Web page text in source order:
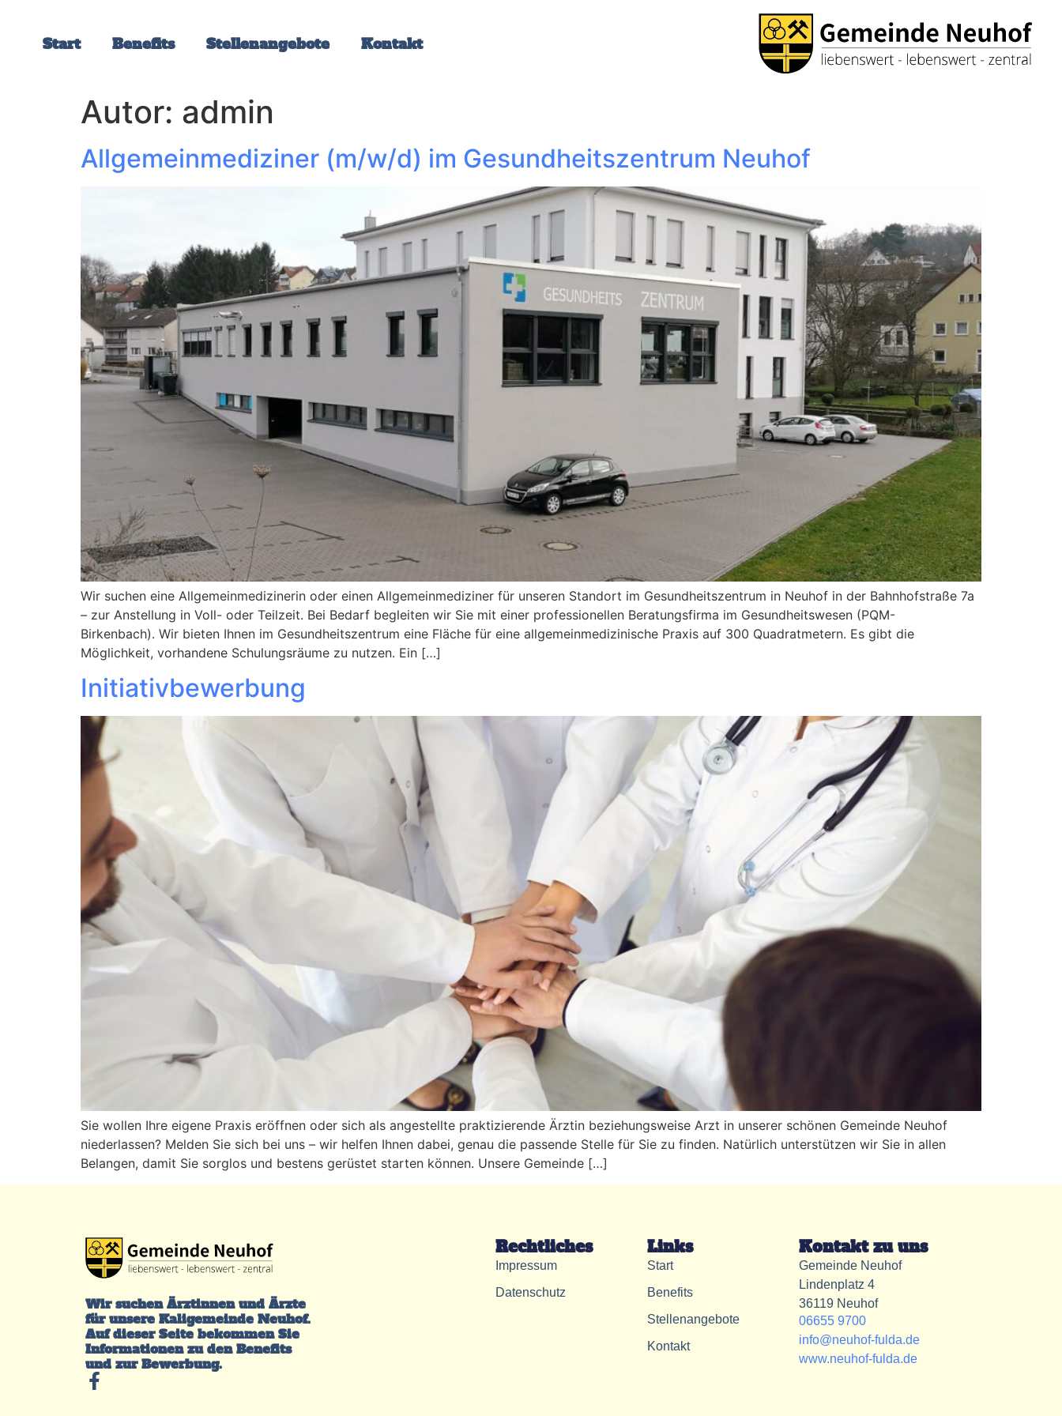
Start Benefits Stellenangebote Kontakt
Autor: admin
Allgemeinmediziner (m/w/d) im Gesundheitszentrum Neuhof​
Wir suchen eine Allgemeinmedizinerin oder einen Allgemeinmediziner für unseren Standort im Gesundheitszentrum in Neuhof in der Bahnhofstraße 7a
– zur Anstellung in Voll- oder Teilzeit. Bei Bedarf begleiten wir Sie mit einer professionellen Beratungsfirma im Gesundheitswesen (PQM-
Birkenbach). Wir bieten Ihnen im Gesundheitszentrum eine Fläche für eine allgemeinmedizinische Praxis auf 300 Quadratmetern. Es gibt die
Möglichkeit, vorhandene Schulungsräume zu nutzen. Ein […]
Initiativbewerbung
Sie wollen Ihre eigene Praxis eröffnen oder sich als angestellte praktizierende Ärztin beziehungsweise Arzt in unserer schönen Gemeinde Neuhof
niederlassen? Melden Sie sich bei uns – wir helfen Ihnen dabei, genau die passende Stelle für Sie zu finden. Natürlich unterstützen wir Sie in allen
Belangen, damit Sie sorglos und bestens gerüstet starten können. Unsere Gemeinde […]
Wir suchen Ärztinnen und Ärzte
für unsere Kaligemeinde Neuhof.
Auf dieser Seite bekommen Sie
Informationen zu den Benefits
und zur Bewerbung.
Rechtliches
Impressum
Datenschutz
Links
Start
Benefits
Stellenangebote
Kontakt
Kontakt zu uns
Gemeinde Neuhof
Lindenplatz 4
36119 Neuhof
06655 9700
info@neuhof-fulda.de
www.neuhof-fulda.de